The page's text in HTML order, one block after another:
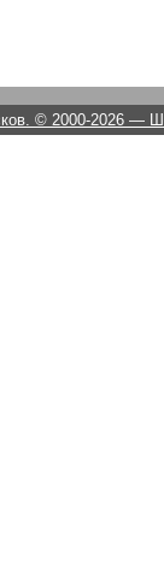
© 2000-2026 —